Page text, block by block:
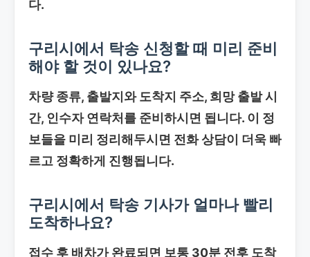
다.
구리시에서 탁송 신청할 때 미리 준비
해야 할 것이 있나요?
차량 종류, 출발지와 도착지 주소, 희망 출발 시
간, 인수자 연락처를 준비하시면 됩니다. 이 정
보들을 미리 정리해두시면 전화 상담이 더욱 빠
르고 정확하게 진행됩니다.
구리시에서 탁송 기사가 얼마나 빨리
도착하나요?
접수 후 배차가 완료되면 보통 30분 전후 도착